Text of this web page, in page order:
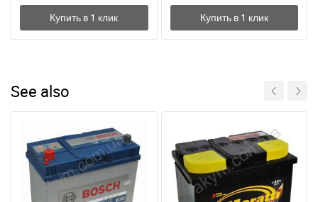
See also